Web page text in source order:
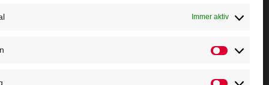
Immer aktiv
Statistiken